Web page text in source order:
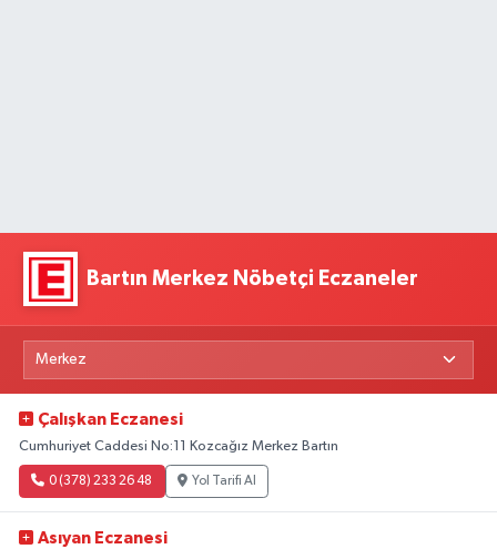
Bartın Merkez Nöbetçi Eczaneler
Çalışkan Eczanesi
Cumhuriyet Caddesi No:11 Kozcağız Merkez Bartın
0 (378) 233 26 48 Yol Tarifi Al
Asıyan Eczanesi